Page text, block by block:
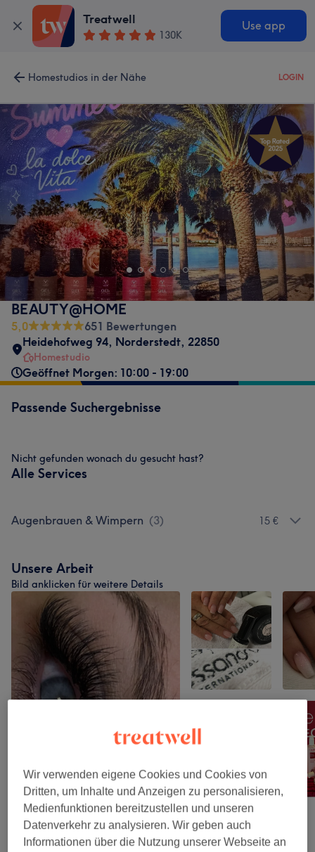
Treatwell
130K
Use app
Homestudios in der Nähe LOGIN
BEAUTY@HOME
5,0
651 Bewertungen
Heidehofweg 94, Norderstedt, 22850
Homestudio
Geöffnet Morgen: 10:00 - 19:00
Passende Suchergebnisse
Nicht gefunden wonach du gesucht hast?
Alle Services
Augenbrauen & Wimpern (3) 15 €
Unsere Arbeit
Bild anklicken für weitere Details
Salonbewertungen
Wir verwenden eigene Cookies und Cookies von
Dritten, um Inhalte und Anzeigen zu personalisieren,
Medienfunktionen bereitzustellen und unseren
Datenverkehr zu analysieren. Wir geben auch
Informationen über die Nutzung unserer Webseite an